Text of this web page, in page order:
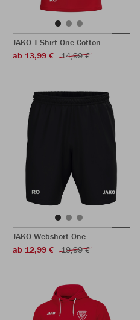
JAKO T-Shirt One Cotton
ab 13,99 €
14,99 €
JAKO Webshort One
ab 12,99 €
19,99 €